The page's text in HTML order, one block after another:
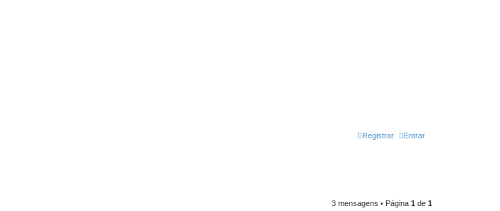
Entrar
Registrar
3 mensagens • Página 1 de 1